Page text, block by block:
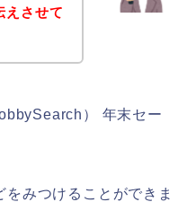
えさせて
） 年末セー
みつけることができま